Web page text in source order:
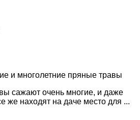
и многолетние пряные травы
сажают очень многие, и даже
же находят на даче место для ...